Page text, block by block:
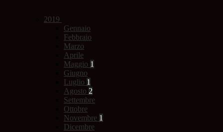
2019
Gennaio
Febbraio
Marzo
Aprile
Maggio 1
Giugno
Luglio 1
Agosto 2
Settembre
Ottobre
Novembre 1
Dicembre